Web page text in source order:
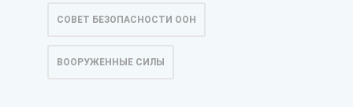
СОВЕТ БЕЗОПАСНОСТИ ООН
ВООРУЖЕННЫЕ СИЛЫ